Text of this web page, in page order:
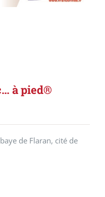
à pied®
de Flaran, cité de